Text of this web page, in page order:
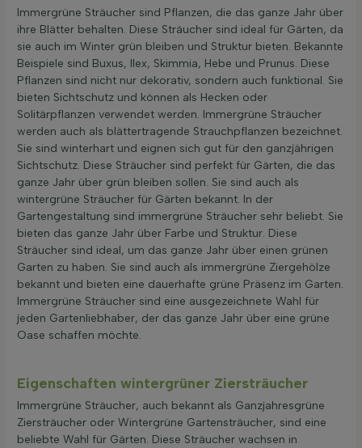
Immergrüne Sträucher sind Pflanzen, die das ganze Jahr über
ihre Blätter behalten. Diese Sträucher sind ideal für Gärten, da
sie auch im Winter grün bleiben und Struktur bieten. Bekannte
Beispiele sind Buxus, Ilex, Skimmia, Hebe und Prunus. Diese
Pflanzen sind nicht nur dekorativ, sondern auch funktional. Sie
bieten Sichtschutz und können als Hecken oder
Solitärpflanzen verwendet werden. Immergrüne Sträucher
werden auch als blättertragende Strauchpflanzen bezeichnet.
Sie sind winterhart und eignen sich gut für den ganzjährigen
Sichtschutz. Diese Sträucher sind perfekt für Gärten, die das
ganze Jahr über grün bleiben sollen. Sie sind auch als
wintergrüne Sträucher für Gärten bekannt. In der
Gartengestaltung sind immergrüne Sträucher sehr beliebt. Sie
bieten das ganze Jahr über Farbe und Struktur. Diese
Sträucher sind ideal, um das ganze Jahr über einen grünen
Garten zu haben. Sie sind auch als immergrüne Ziergehölze
bekannt und bieten eine dauerhafte grüne Präsenz im Garten.
Immergrüne Sträucher sind eine ausgezeichnete Wahl für
jeden Gartenliebhaber, der das ganze Jahr über eine grüne
Oase schaffen möchte.
Eigenschaften wintergrüner Ziersträucher
Immergrüne Sträucher, auch bekannt als Ganzjahresgrüne
Ziersträucher oder Wintergrüne Gartensträucher, sind eine
beliebte Wahl für Gärten. Diese Sträucher wachsen in